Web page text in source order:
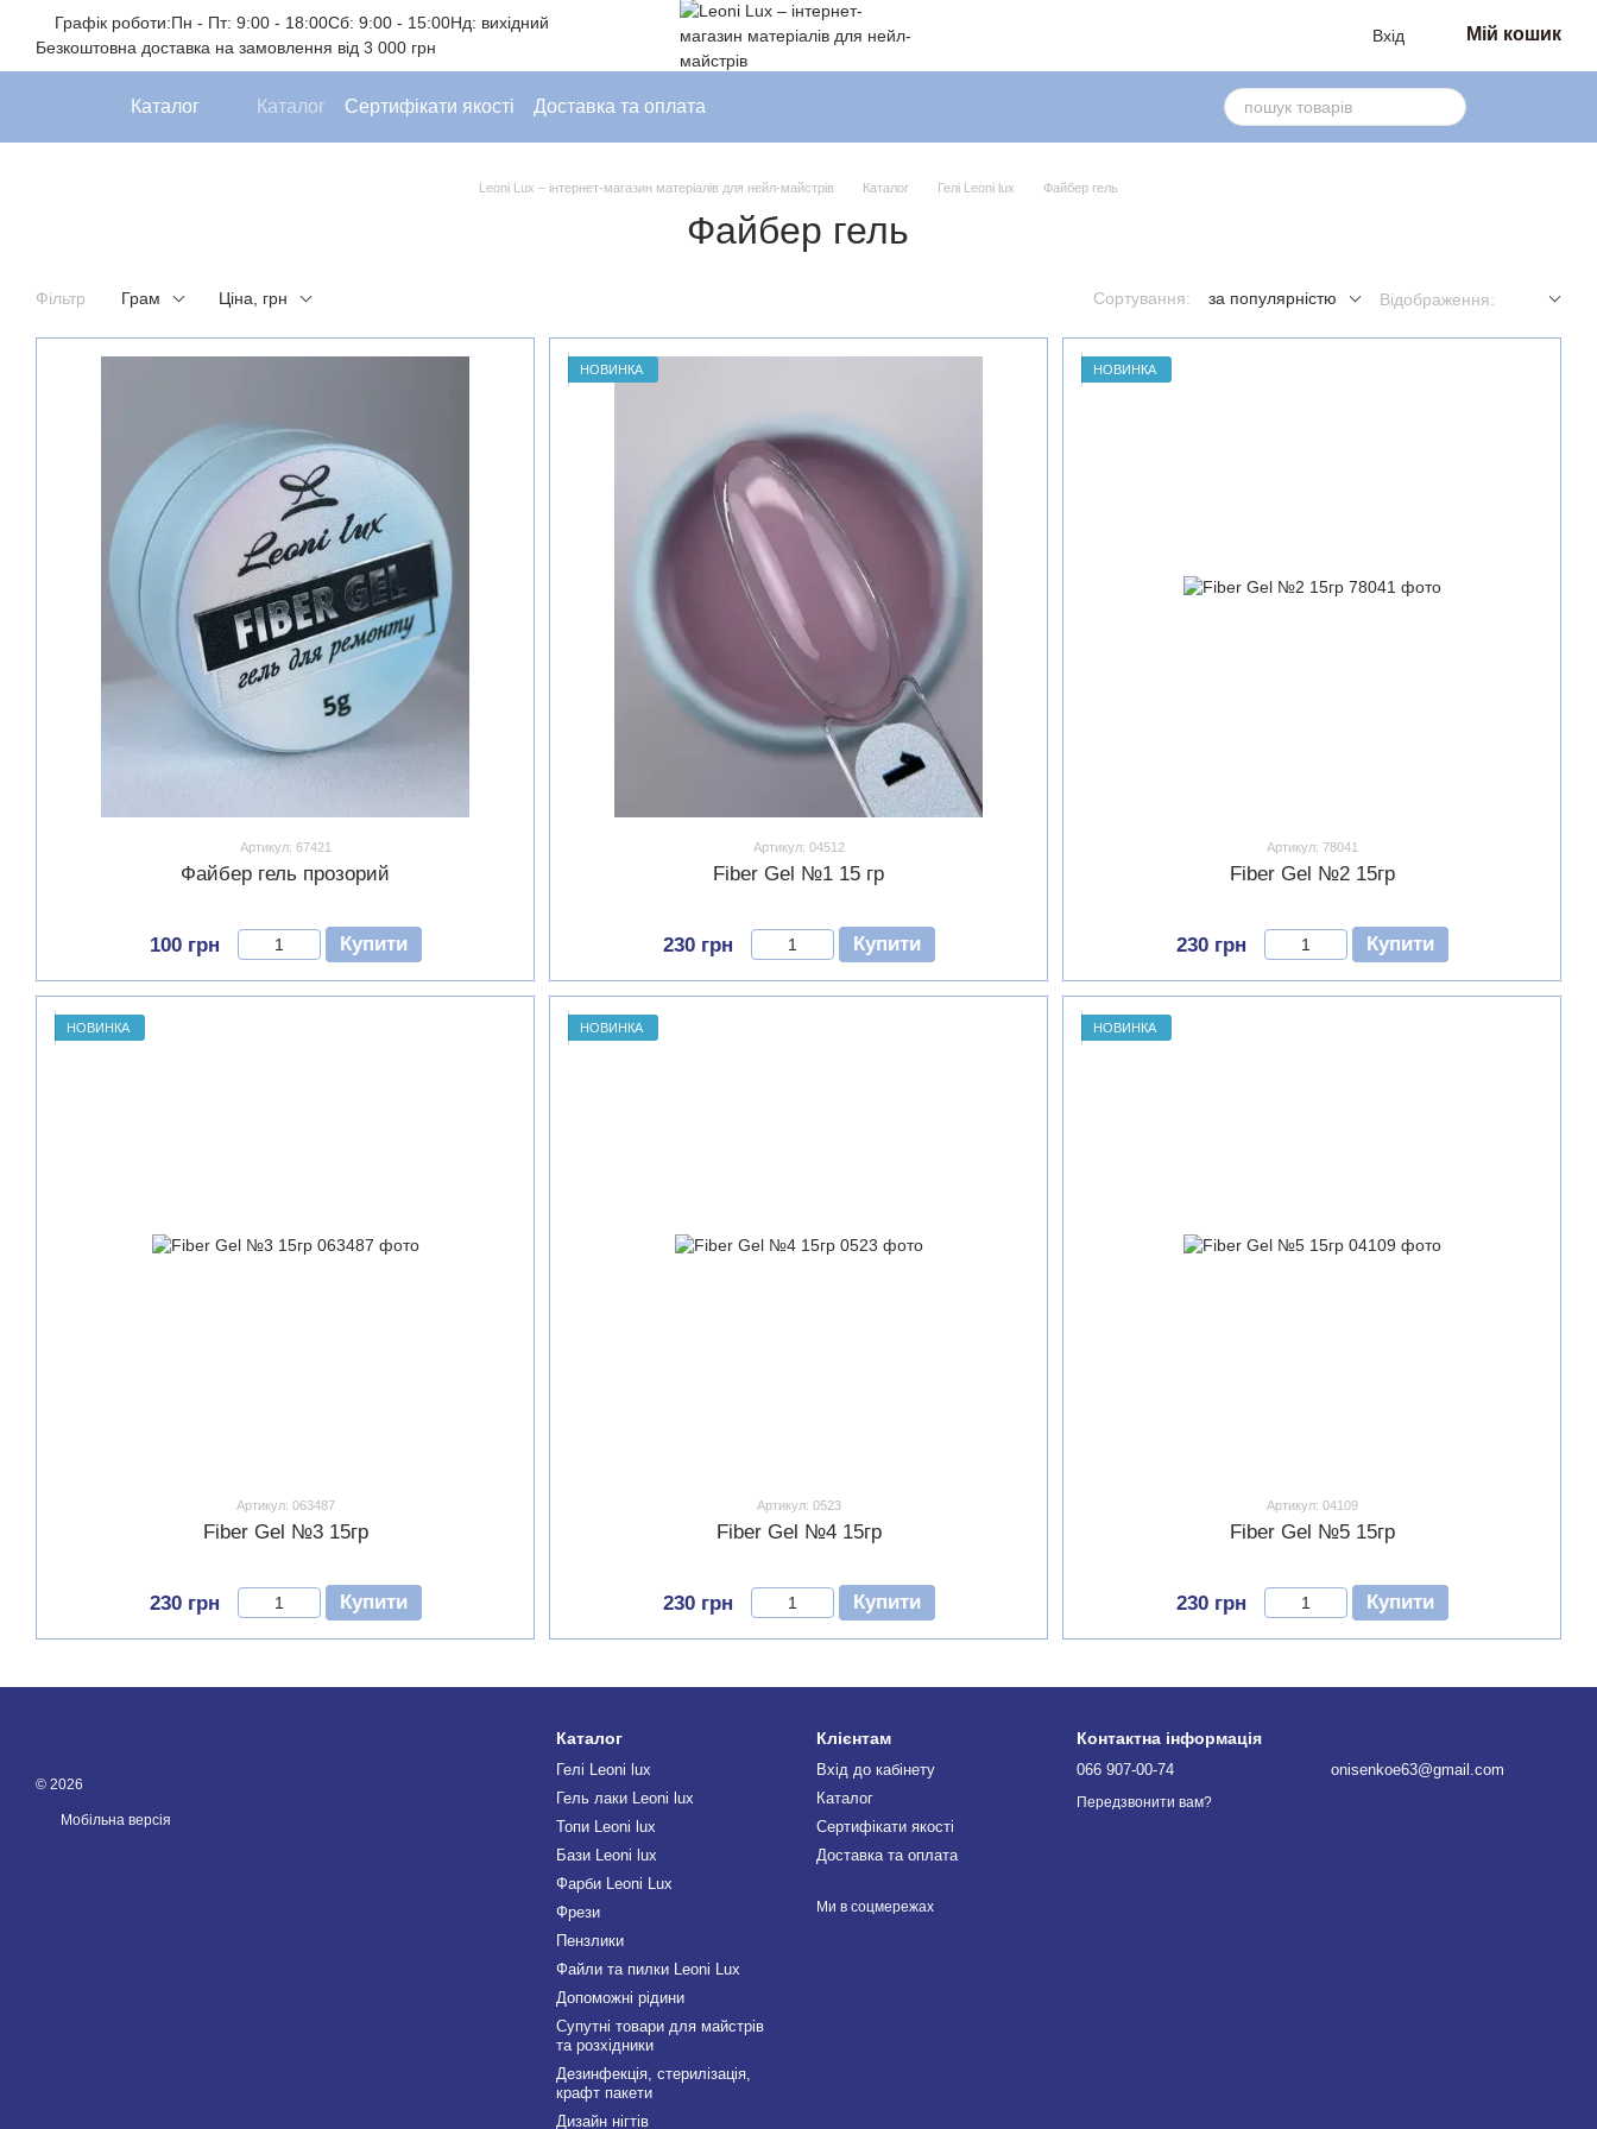
Перейти до основного контенту
Графік роботи:Пн - Пт: 9:00 - 18:00Сб: 9:00 - 15:00Нд: вихідний
Безкоштовна доставка на замовлення від 3 000 грн
Вхід Мій кошик
Каталог Каталог Сертифікати якості Доставка та оплата
Leoni Lux – інтернет-магазин матеріалів для нейл-майстрів Каталог Гелі Leoni lux Файбер гель
Файбер гель
Фільтр Грам Ціна, грн Сортування: за популярністю Відображення:
Артикул: 67421
Файбер гель прозорий
100 грн Купити
НОВИНКА
Артикул: 04512
Fiber Gel №1 15 гр
230 грн Купити
НОВИНКА
Артикул: 78041
Fiber Gel №2 15гр
230 грн Купити
НОВИНКА
Артикул: 063487
Fiber Gel №3 15гр
230 грн Купити
НОВИНКА
Артикул: 0523
Fiber Gel №4 15гр
230 грн Купити
НОВИНКА
Артикул: 04109
Fiber Gel №5 15гр
230 грн Купити
© 2026
Мобільна версія
Каталог
Гелі Leoni lux
Гель лаки Leoni lux
Топи Leoni lux
Бази Leoni lux
Фарби Leoni Lux
Фрези
Пензлики
Файли та пилки Leoni Lux
Допоможні рідини
Супутні товари для майстрів
та розхідники
Дезинфекція, стерилізація,
крафт пакети
Дизайн нігтів
Клієнтам
Вхід до кабінету
Каталог
Сертифікати якості
Доставка та оплата
Ми в соцмережах
Контактна інформація
066 907-00-74
Передзвонити вам?
onisenkoe63@gmail.com